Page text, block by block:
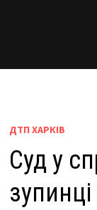
ДТП ХАРКІВ
Суд у